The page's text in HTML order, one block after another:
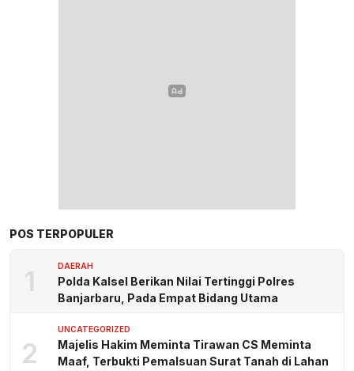
POS TERPOPULER
1 DAERAH
Polda Kalsel Berikan Nilai Tertinggi Polres
Banjarbaru, Pada Empat Bidang Utama
2
UNCATEGORIZED
Majelis Hakim Meminta Tirawan CS Meminta
Maaf, Terbukti Pemalsuan Surat Tanah di Lahan